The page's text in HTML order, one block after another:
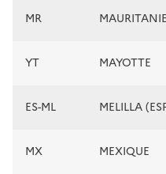
MR MAURITANIE
YT MAYOTTE
ES-ML MELILLA
MX MEXIQUE